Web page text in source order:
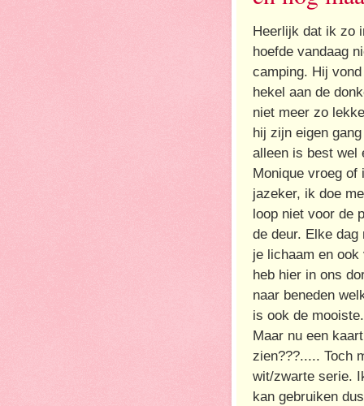
Heerlijk dat ik zo
hoefde vandaag
camping. Hij
hekel aan de
niet meer zo
hij zijn eigen
alleen is best
Monique vroeg of
jazeker, ik doe
loop niet voor de
de deur. Elke
je lichaam en
heb hier in ons
naar beneden
is ook de
Maar nu een
zien???..... Toch
wit/zwarte serie.
kan gebruiken